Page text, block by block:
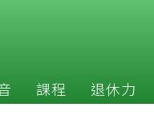
課程 退休力